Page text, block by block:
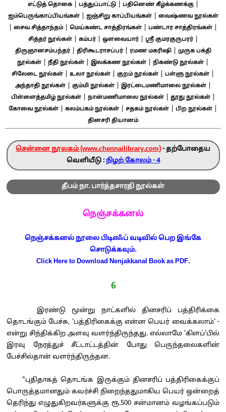
எட்டுத் தொகை| பத்துப்பாட்டு| பதினெண் கீழ்க்கணக்கு|
ஐம்பெருங்காப்பியங்கள்| ஐஞ்சிறு காப்பியங்கள்| வைஷ்ணவ நூல்கள்
சைவ சித்தாந்தம்| மெய்கண்ட சாத்திரங்கள் பண்டார சாத்திரங்கள்
சித்தர் நூல்கள்| கம்பர்| ஔவையார்| ஸ்ரீ குமரகுருபரர்|
திருஞானசம்பந்தர்| திரிகூடராசப்பர்| ரமண மகரிஷி|
முருக பக்தி
நூல்கள்
நீதி நூல்கள் இலக்கண நூல்கள் நிகண்டு நூல்கள்
சிலேடை நூல்கள் உலா நூல்கள் குறம் நூல்கள் பள்ளு நூல்கள்
அந்தாதி நூல்கள்| கும்மி நூல்கள்| இரட்டைமணிமாலை நூல்கள்|
பிள்ளைத்தமிழ் நூல்கள்| நான்மணிமாலை நூல்கள்| தூது நூல்கள்|
கோவை நூல்கள் கலம்பகம் நூல்கள் சதகம் நூல்கள் பிற நூல்கள்
தினசரி தியானம்
சென்னை நூலகம் (www.chennailibrary.com)- தற்போதைய
வெளியீடு : நிழற் கோலம் - 4
தீபம் நா. பார்த்தசாரதி நூல்கள்
நெஞ்சக்கனல்
நெஞ்சக்கனல் நூலை பிடிஎஃப் வடிவில் பெற இங்கே
சொடுக்கவும்.
Click Here to Download Nenjakkanal Book as PDF.
6
இரண்டு மூன்று நாட்களில் தினசரிப் பத்திரிக்கை
தொடங்கும் பேச்சு, 'பத்திரிகைக்கு என்ன பெயர் வைக்கலாம்' -
என்று சிந்திக்கிற அளவு வளர்ந்திருந்தது. எல்லாமே 'கிளப்'பில்
இரவு நேரத்துச் சீட்டாட்டத்தின் போது பெருந்தலைகளின்
பேச்சில்தான் வளர்ந்திருந்தன.
"புதிதாகத் தொடங்க இருக்கும் தினசரிப் பத்திரிகைக்குப்
பொருத்தமானதும் கவர்ச்சி நிறைந்ததுமாகிய பெயர் ஒன்றைத்
தெரிந்து எழுதுகிறவர்களுக்கு ரூ.500 சன்மானம் வழங்கப்படும்